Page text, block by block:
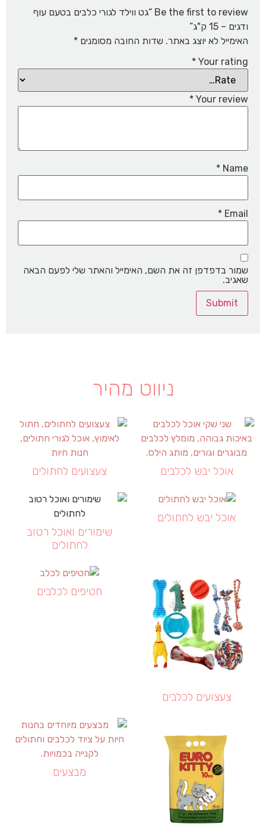
Be the first to review “גט ווילד לגורי כלבים בטעם עוף
ודגים – 15 ק"ג”
האימייל לא יוצג באתר. שדות החובה מסומנים *
Your rating
*
Your review
*
Name
*
Email
*
שמור בדפדפן זה את השם, האימייל והאתר שלי לפעם הבאה
שאגיב.
ניווט מהיר
אוכל יבש לכלבים צעצועים לחתולים
אוכל יבש לחתולים
שימורים ואוכל רטוב
לחתולים
צעצועים לכלבים
חטיפים לכלבים
מבצעים